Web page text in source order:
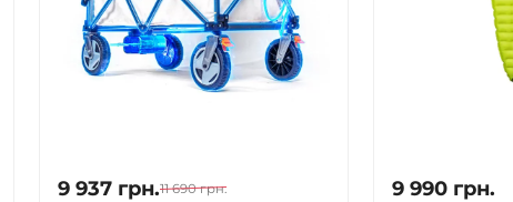
9 937 грн.11 690 грн. 9 990 грн.